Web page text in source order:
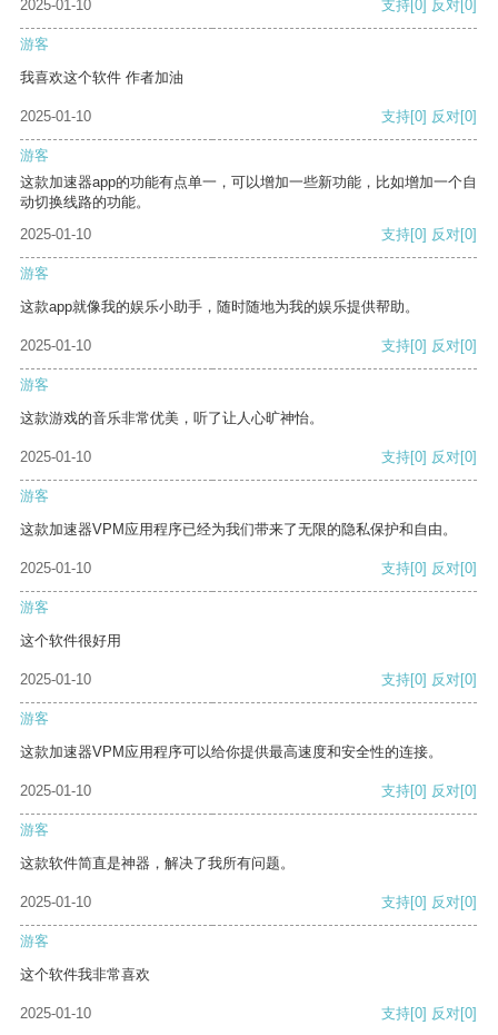
2025-01-10 支持 [0] 反对 [0]
游客
我喜欢这个软件 作者加油
2025-01-10 支持[0] 反对[0]
游客
这款加速器app的功能有点单一，可以增加一些新功能，比如增加一个自
动切换线路的功能。
2025-01-10
支持[0] 反对[0]
游客
这款app就像我的娱乐小助手，随时随地为我的娱乐提供帮助。
2025-01-10 支持[0] 反对[0]
游客
这款游戏的音乐非常优美，听了让人心旷神怡。
2025-01-10 支持[0] 反对[0]
游客
这款加速器VPM应用程序已经为我们带来了无限的隐私保护和自由。
2025-01-10 支持[0] 反对[0]
游客
这个软件很好用
2025-01-10 支持[0] 反对[0]
游客
这款加速器VPM应用程序可以给你提供最高速度和安全性的连接。
2025-01-10 支持[0] 反对[0]
游客
这款软件简直是神器，解决了我所有问题。
2025-01-10 支持[0] 反对[0]
游客
这个软件我非常喜欢
2025-01-10 支持[0] 反对[0]